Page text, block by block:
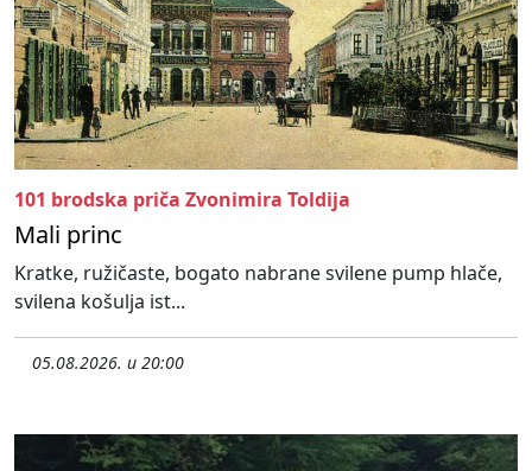
101 brodska priča Zvonimira Toldija
Mali princ
Kratke, ružičaste, bogato nabrane svilene pump hlače,
svilena košulja ist...
05.08.2026. u 20:00